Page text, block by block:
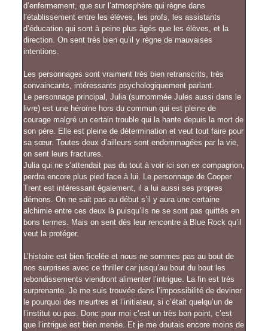
d’enfermement, que sur l’atmosphère qui règne dans
l’établissement entre les élèves, les profs, les assistants
d’éducation qui sont à peine plus âgés que les élèves, et la
direction. On sent très bien qu’il y règne de mauvaises
intentions.
Les personnages sont vraiment très bien retranscrits, très
convaincants, intéressants psychologiquement parlant.
Le personnage principal, Julia (surnommée Jules aussi dans le
livre) est une héroïne hors du commun qui est pleine de
courage malgré un certain trouble qui la hante depuis la mort de
son père. Elle est pleine de détermination et veut tout faire pour
sa sœur. Toutes deux d’ailleurs sont endommagées par la vie,
on sent leurs fractures.
Julia qui ne s’attendait pas du tout à voir ici son ex compagnon,
perdra encore plus pied face à lui. Le personnage de Cooper
Trent est intéressant également, il a lui aussi ses propres
démons. On ne sait pas au début s’il y aura une certaine
alchimie entre ces deux là puisqu’ils ne se sont pas quittés en
bons termes. Mais on sent dès leur rencontre à Blue Rock qu’il
veut la protéger.
L’histoire est bien ficelée et nous ne sommes pas au bout de
nos surprises avec ce thriller car jusqu’au bout du bout les
rebondissements viendront alimenter l’intrigue. La fin est très
surprenante. Je me suis trouvée dans l’impossibilité de deviner
le pourquoi des meurtres et l’initiateur, si c’était quelqu’un de
l’institut ou pas. Donc pour moi c’est un très bon point, c’est
que l’intrigue est bien menée. Et je me doutais encore moins de